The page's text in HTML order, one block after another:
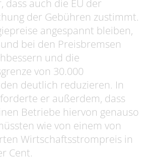
dass auch die EU der
der Gebühren zustimmt.
angespannt bleiben,
bei den Preisbremsen
und die
von 30.000
deutlich reduzieren. In
er außerdem, dass
Betriebe hiervon genauso
wie von einem von
Wirtschaftsstrompreis in
Cent.